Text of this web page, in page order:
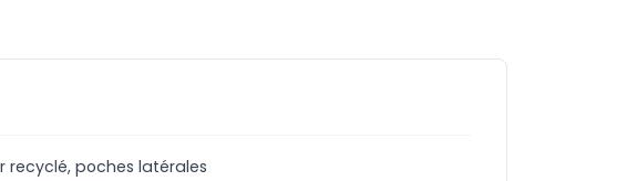
recyclé, poches latérales